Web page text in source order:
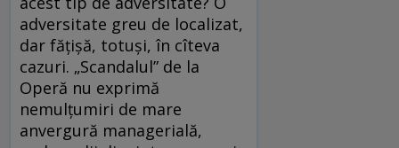
adversitate greu de localizat,
dar făţişă, totuşi, în cîteva
cazuri. „Scandalul” de la
Operă nu exprimă
nemulţumiri de mare
anvergură managerială,